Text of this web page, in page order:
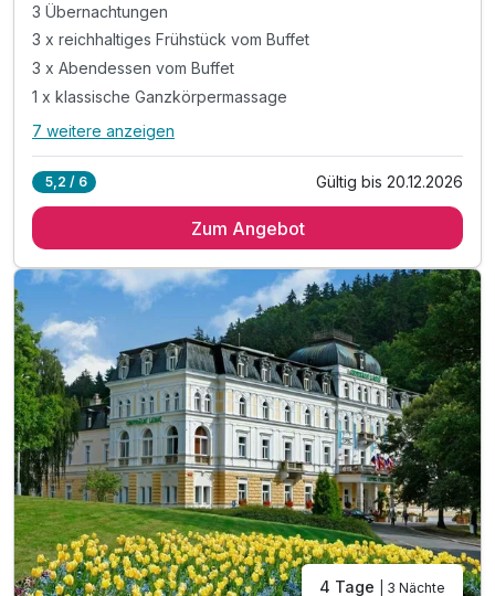
3 Übernachtungen
3 x reichhaltiges Frühstück vom Buffet
3 x Abendessen vom Buffet
1 x klassische Ganzkörpermassage
Alle Inklusivleistungen
3 x reichhaltiges Frühstück vom Buffet
1 x klassische Ganzkörpermassage
2 x Mineralbad mit natürlichem CO2
1 x natürliches trockenes Kolendioxodbad
inkl. Trinkkur im Hotel
inkl. Ensana Marienbad Vorteilskarte
inkl. Eintritt römische Bädern im Nove Lazne
inkl. Nutzung Fitness
inkl. Eintritt Aqua Wellness Zentrum Resort Hvezda
7 weitere anzeigen
5,2 / 6 Gültig bis 20.12.2026
Zum Angebot
4 Tage | 3 Nächte